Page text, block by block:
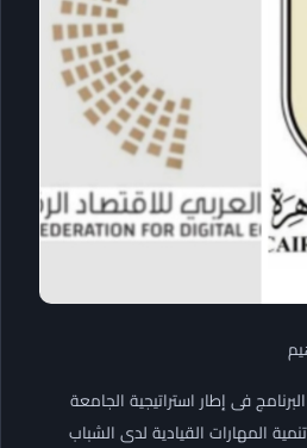
فى إطار استراتيجية الجامعة
المهارات القيادية لدى الشباب